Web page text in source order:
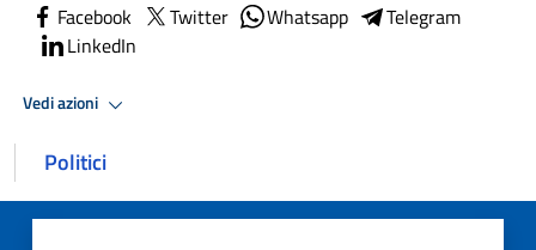
Facebook Twitter Whatsapp
Telegram
LinkedIn
Vedi azioni
Politici